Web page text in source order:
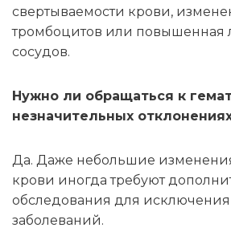
свертываемости крови,
тромбоцитов или повышенная
сосудов.
Нужно ли обращаться к
незначительных
Да. Даже небольшие
крови иногда требуют
обследования для
заболеваний.